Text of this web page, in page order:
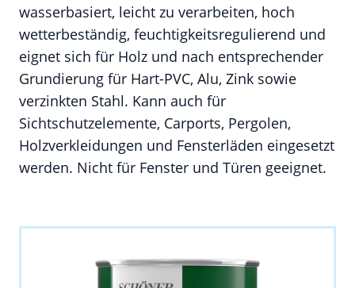
wasserbasiert, leicht zu verarbeiten, hoch
wetterbeständig, feuchtigkeitsregulierend und
eignet sich für Holz und nach entsprechender
Grundierung für Hart-PVC, Alu, Zink sowie
verzinkten Stahl. Kann auch für
Sichtschutzelemente, Carports, Pergolen,
Holzverkleidungen und Fensterläden eingesetzt
werden. Nicht für Fenster und Türen geeignet.